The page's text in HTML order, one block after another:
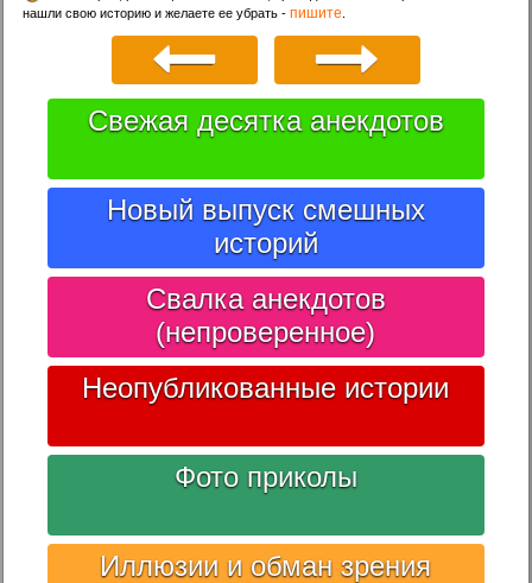
нашли свою историю и желаете ее убрать -пишите
Свежая десятка анекдотов
Новый выпуск смешных
историй
Свалка анекдотов
(непроверенное)
Неопубликованные истории
Фото приколы
Иллюзии и обман зрения